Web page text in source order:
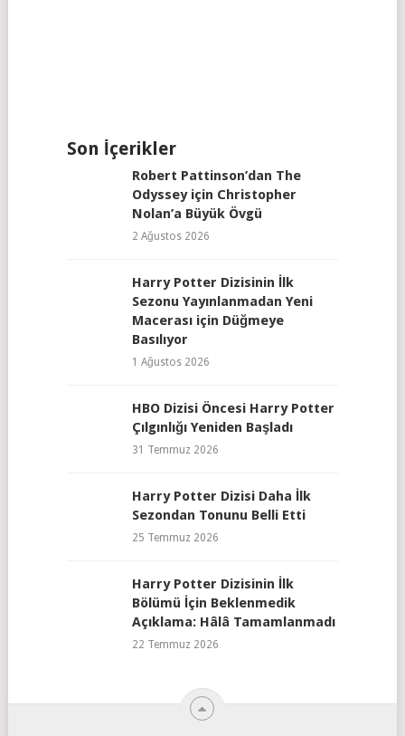
Son İçerikler
Robert Pattinson’dan The
Odyssey için Christopher
Nolan’a Büyük Övgü
2 Ağustos 2026
Harry Potter Dizisinin İlk
Sezonu Yayınlanmadan Yeni
Macerası için Düğmeye
Basılıyor
1 Ağustos 2026
HBO Dizisi Öncesi Harry Potter
Çılgınlığı Yeniden Başladı
31 Temmuz 2026
Harry Potter Dizisi Daha İlk
Sezondan Tonunu Belli Etti
25 Temmuz 2026
Harry Potter Dizisinin İlk
Bölümü İçin Beklenmedik
Açıklama: Hâlâ Tamamlanmadı
22 Temmuz 2026